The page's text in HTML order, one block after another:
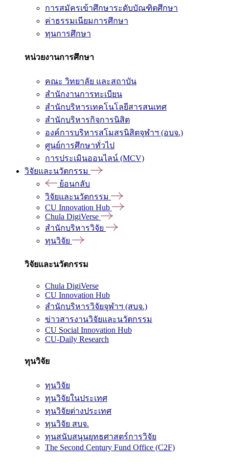
การสมัครเข้าศึกษาระดับบัณฑิตศึกษา
ค่าธรรมเนียมการศึกษา
ทุนการศึกษา
หน่วยงานการศึกษา
คณะ วิทยาลัย และสถาบัน
สำนักงานการทะเบียน
สำนักบริหารเทคโนโลยีสารสนเทศ
สำนักบริหารกิจการนิสิต
องค์การบริหารสโมสรนิสิตจุฬาฯ (อบจ.)
ศูนย์การศึกษาทั่วไป
การประเมินออนไลน์ (MCV)
วิจัยและนวัตกรรม
ย้อนกลับ
วิจัยและนวัตกรรม
CU Innovation Hub
Chula DigiVerse
สำนักบริหารวิจัย
ทุนวิจัย
วิจัยและนวัตกรรม
Chula DigiVerse
CU Innovation Hub
สำนักบริหารวิจัยจุฬาฯ (สบจ.)
ข่าวสารงานวิจัยและนวัตกรรม
CU Social Innovation Hub
CU-Daily Research
ทุนวิจัย
ทุนวิจัย
ทุนวิจัยในประเทศ
ทุนวิจัยต่างประเทศ
ทุนวิจัย สบจ.
ทุนสนับสนุนยุทธศาสตร์การวิจัย
The Second Century Fund Office (C2F)